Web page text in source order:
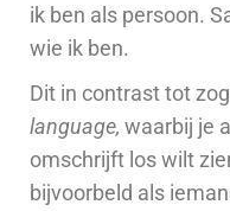
ik ben als persoon.
wie ik ben.
Dit in contrast tot
language, waarbij je
omschrijft los wilt
bijvoorbeld als